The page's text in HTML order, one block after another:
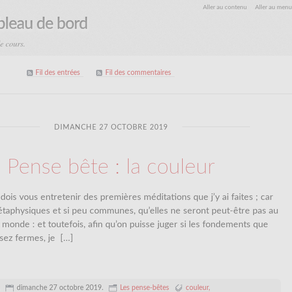
Aller au contenu Aller au menu
de bord
cours.
Fil des entrées Fil des commentaires
DIMANCHE 27 OCTOBRE 2019
Pense bête : la couleur
dois vous entretenir des premières méditations que j’y ai faites ; car
et si peu communes, qu’elles ne seront peut-être pas au
: et toutefois, afin qu’on puisse juger si les fondements que
fermes, je
[…]
dimanche 27 octobre 2019. Les pense-bêtes
couleur